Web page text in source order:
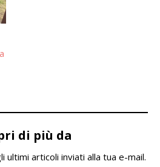
di più da
ultimi articoli inviati alla tua e-mail.